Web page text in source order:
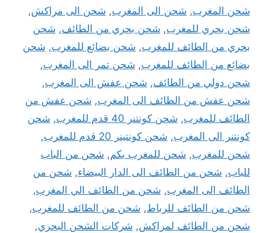
شحن المغرب, شحن الى المغرب, شحن الى مراكش,
شحن بحري للمغرب, شحن بحري من الطائف, شحن
بحري من الطائف للمغرب, شحن بضائع للمغرب, شحن
بضائع من الطائف للمغرب, شحن تمر الى المغرب,
شحن دولي من الطائف, شحن عفش الى المغرب,
شحن عفش من الطائف الى المغرب, شحن عفش من
الطائف للمغرب, شحن كونتنر 40 قدم للمغرب , شحن
كونتنر الى المغرب, شحن كونتينر 20 قدم للمغرب
,
شحن للمغرب, شحن للمغرب بكم, شحن من الباب
للباب, شحن من الطائف الى الدار البيضاء, شحن من
الطائف الى المغرب, شحن من الطائف الي المغرب,
شحن من الطائف للرباط, شحن من الطائف للمغرب,
شحن من الطائف لمراكش, شركات الشحن البحري,